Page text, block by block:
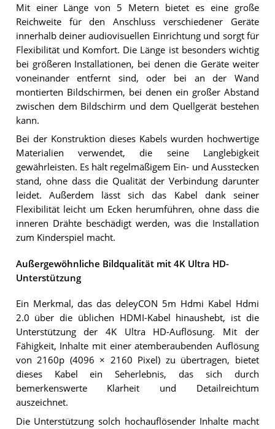
Mit einer Länge von 5 Metern bietet es eine große
Reichweite für den Anschluss verschiedener Geräte
innerhalb deiner audiovisuellen Einrichtung und sorgt für
Flexibilität und Komfort. Die Länge ist besonders wichtig
bei größeren Installationen, bei denen die Geräte weiter
voneinander entfernt sind, oder bei an der Wand
montierten Bildschirmen, bei denen ein großer Abstand
zwischen dem Bildschirm und dem Quellgerät bestehen
kann.
Bei der Konstruktion dieses Kabels wurden hochwertige
Materialien verwendet, die seine Langlebigkeit
gewährleisten. Es hält regelmäßigem Ein- und Ausstecken
stand, ohne dass die Qualität der Verbindung darunter
leidet. Außerdem lässt sich das Kabel dank seiner
Flexibilität leicht um Ecken herumführen, ohne dass die
inneren Drähte beschädigt werden, was die Installation
zum Kinderspiel macht.
Außergewöhnliche Bildqualität mit 4K Ultra HD-
Unterstützung
Ein Merkmal, das das deleyCON 5m Hdmi Kabel Hdmi
2.0 über die üblichen HDMI-Kabel hinaushebt, ist die
Unterstützung der 4K Ultra HD-Auflösung. Mit der
Fähigkeit, Inhalte mit einer atemberaubenden Auflösung
von 2160p (4096 × 2160 Pixel) zu übertragen, bietet
dieses Kabel ein Seherlebnis, das sich durch
bemerkenswerte Klarheit und Detailreichtum
auszeichnet.
Die Unterstützung solch hochauflösender Inhalte macht